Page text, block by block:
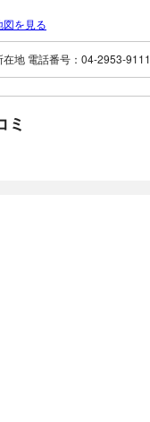
図を見る
在地 電話番号：04-2953-9111
ミ